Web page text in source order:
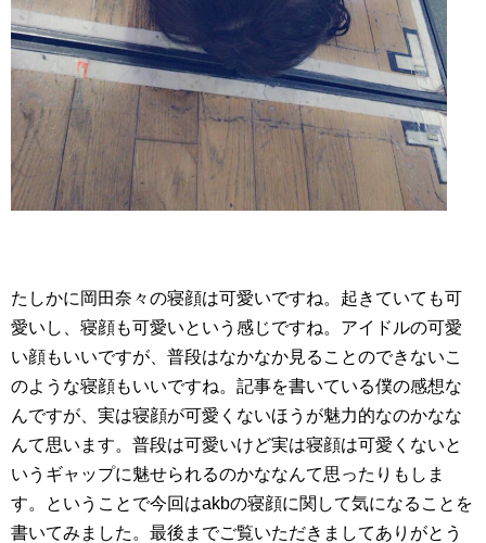
たしかに岡田奈々の寝顔は可愛いですね。起きていても可
愛いし、寝顔も可愛いという感じですね。アイドルの可愛
い顔もいいですが、普段はなかなか見ることのできないこ
のような寝顔もいいですね。記事を書いている僕の感想な
んですが、実は寝顔が可愛くないほうが魅力的なのかなな
んて思います。普段は可愛いけど実は寝顔は可愛くないと
いうギャップに魅せられるのかななんて思ったりもしま
す。ということで今回はakbの寝顔に関して気になることを
書いてみました。最後までご覧いただきましてありがとう